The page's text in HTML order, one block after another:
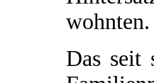
wohnten.
Das seit